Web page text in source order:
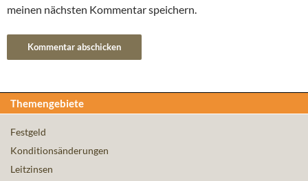
meinen nächsten Kommentar speichern.
Themengebiete
Festgeld
Konditionsänderungen
Leitzinsen